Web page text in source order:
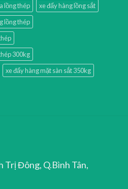
lồng thép
xe đẩy hàng lồng sắt
lồng thép
300kg
xe đẩy hàng mặt sàn sắt 350kg
Trị Đông, Q.Bình Tân,